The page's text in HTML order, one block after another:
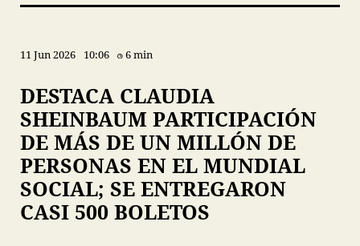
11 Jun 2026 10:06 6 min
DESTACA CLAUDIA
SHEINBAUM PARTICIPACIÓN
DE MÁS DE UN MILLÓN DE
PERSONAS EN EL MUNDIAL
SOCIAL; SE ENTREGARON
CASI 500 BOLETOS